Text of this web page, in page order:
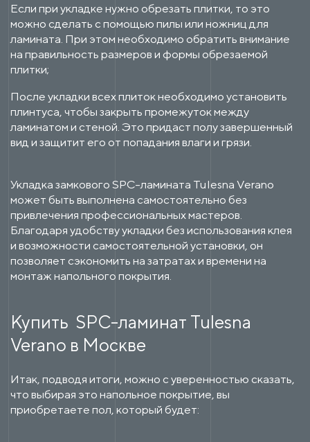
Если при укладке нужно обрезать плитки, то это
можно сделать с помощью пилы или ножниц для
ламината. При этом необходимо обратить внимание
на правильность размеров и формы обрезаемой
плитки;
После укладки всех плиток необходимо установить
плинтуса, чтобы закрыть промежуток между
ламинатом и стеной. Это придаст полу завершенный
вид и защитит его от попадания влаги и грязи.
Укладка замкового SPC-ламината Tulesna Verano
может быть выполнена самостоятельно без
привлечения профессиональных мастеров.
Благодаря удобству укладки без использования клея
и возможности самостоятельной установки, он
позволяет сэкономить на затратах и времени на
монтаж напольного покрытия.
Купить SPC-ламинат Tulesna
Verano в Москве
Итак, подводя итоги, можно с уверенностью сказать,
что выбирая это напольное покрытие, вы
приобретаете пол, который будет: